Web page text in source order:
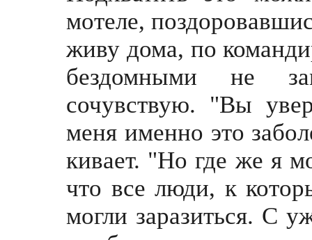
мотеле,
живу дома, по
бездомными не
сочувствую. "Вы
меня именно это
кивает. "Но где же я
что все люди, к
могли заразиться. С